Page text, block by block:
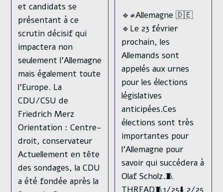
et candidats se
présentant à ce
scrutin décisif qui
impactera non
seulement l’Allemagne
mais également toute
l’Europe. La
CDU/CSU de
Friedrich Merz
Orientation : Centre-
droit, conservateur
Actuellement en tête
des sondages, la CDU
a été fondée après la
🔹#Allemagne 🇩🇪
🔹Le 23 février
prochain, les
Allemands sont
appelés aux urnes
pour les élections
législatives
anticipées.Ces
élections sont très
importantes pour
l’Allemagne pour
savoir qui succédera à
Olaf Scholz.🧵
THREAD🧵1/25⬇️ 2/25